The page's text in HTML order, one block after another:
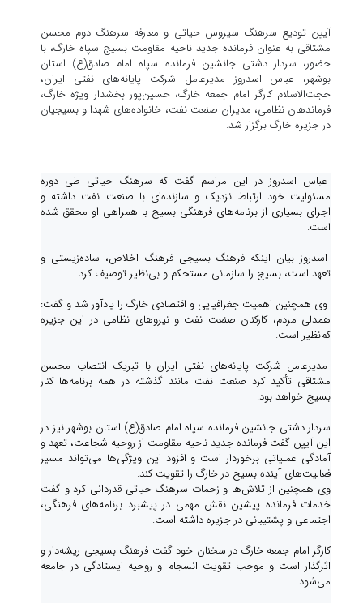
آیین تودیع سرهنگ سیروس حیاتی و معارفه سرهنگ دوم محسن
مشتاقی به عنوان فرمانده جدید ناحیه مقاومت بسیج سپاه خارگ، با
حضور، سردار دشتی جانشین فرمانده سپاه امام صادق(ع) استان
بوشهر، عباس اسدروز مدیرعامل شرکت پایانه‌های نفتی ایران،
حجت‌الاسلام کارگر امام جمعه خارگ، حسین‌پور بخشدار ویژه خارگ،
فرماندهان نظامی، مدیران صنعت نفت، خانواده‌های شهدا و بسیجیان
در جزیره خارگ برگزار شد.
عباس اسدروز در این مراسم گفت که سرهنگ حیاتی طی دوره
مسئولیت خود ارتباط نزدیک و سازنده‌ای با صنعت نفت داشته و
اجرای بسیاری از برنامه‌های فرهنگی بسیج با همراهی او محقق شده
است.
اسدروز بیان اینکه فرهنگ بسیجی فرهنگ اخلاص، ساده‌زیستی و
تعهد است، بسیج را سازمانی مستحکم و بی‌نظیر توصیف کرد.
وی همچنین اهمیت جغرافیایی و اقتصادی خارگ را یادآور شد و گفت:
همدلی مردم، کارکنان صنعت نفت و نیروهای نظامی در این جزیره
کم‌نظیر است.
مدیرعامل شرکت پایانه‌های نفتی ایران با تبریک انتصاب محسن
مشتاقی تأکید کرد صنعت نفت مانند گذشته در همه برنامه‌ها کنار
بسیج خواهد بود.
سردار دشتی جانشین فرمانده سپاه امام صادق(ع) استان بوشهر نیز در
این آیین گفت فرمانده جدید ناحیه مقاومت از روحیه شجاعت، تعهد و
آمادگی عملیاتی برخوردار است و افزود این ویژگی‌ها می‌تواند مسیر
فعالیت‌های آینده بسیج در خارگ را تقویت کند.
وی همچنین از تلاش‌ها و زحمات سرهنگ حیاتی قدردانی کرد و گفت
خدمات فرمانده پیشین نقش مهمی در پیشبرد برنامه‌های فرهنگی،
اجتماعی و پشتیبانی در جزیره داشته است.
کارگر امام جمعه خارگ در سخنان خود گفت فرهنگ بسیجی ریشه‌دار و
اثرگذار است و موجب تقویت انسجام و روحیه ایستادگی در جامعه
می‌شود.